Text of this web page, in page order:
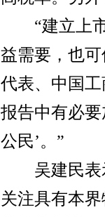
“建立上市
益需要，也
代表、中国
报告中有必
公民’。”
吴建民表示
关注具有本